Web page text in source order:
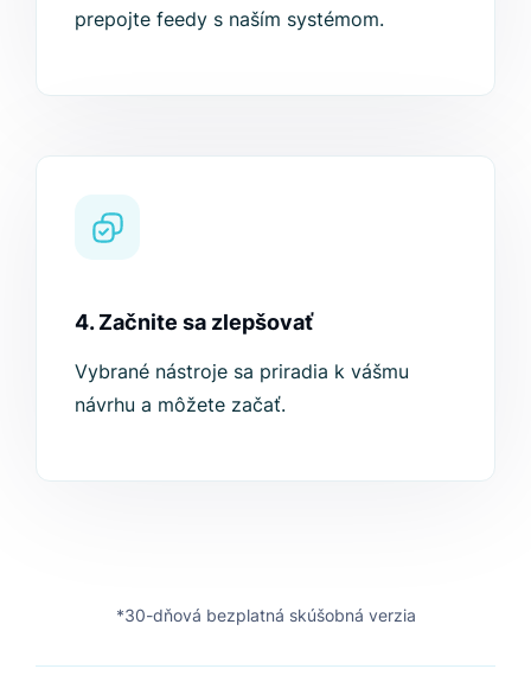
prepojte feedy s naším systémom.
4. Začnite sa zlepšovať
Vybrané nástroje sa priradia k vášmu
návrhu a môžete začať.
*30-dňová bezplatná skúšobná verzia